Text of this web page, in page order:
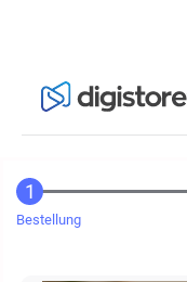
Bestellung